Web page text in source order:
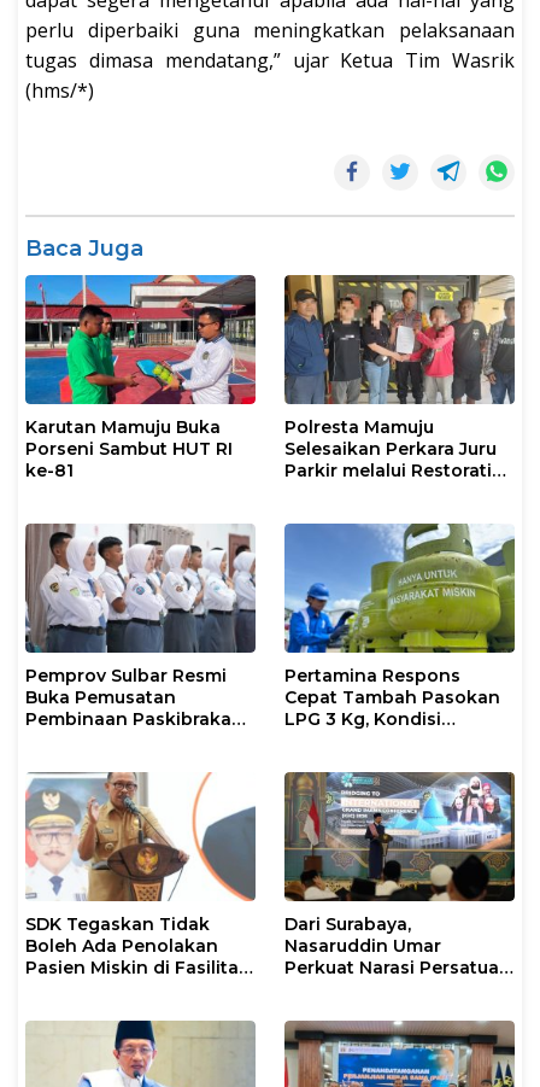
perlu diperbaiki guna meningkatkan pelaksanaan
tugas dimasa mendatang,” ujar Ketua Tim Wasrik
(hms/*)
Baca Juga
Karutan Mamuju Buka
Porseni Sambut HUT RI
ke-81
Polresta Mamuju
Selesaikan Perkara Juru
Parkir melalui Restorative
Pemprov Sulbar Resmi
Buka Pemusatan
Pembinaan Paskibraka
Pertamina Respons
Cepat Tambah Pasokan
LPG 3 Kg, Kondisi
SDK Tegaskan Tidak
Boleh Ada Penolakan
Pasien Miskin di Fasilitas
Dari Surabaya,
Nasaruddin Umar
Perkuat Narasi Persatuan